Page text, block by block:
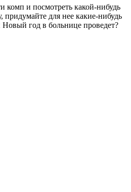
комп и посмотреть какой-нибудь
для нее какие-нибудь
год в больнице проведет?